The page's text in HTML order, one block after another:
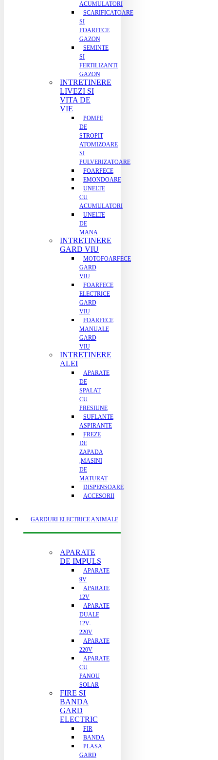
ACUMULATORI
SCARIFICATOARE
SI
FOARFECE
GAZON
SEMINTE
SI
FERTILIZANTI
GAZON
INTRETINERE
LIVEZI SI
VITA DE
VIE
POMPE
DE
STROPIT
ATOMIZOARE
SI
PULVERIZATOARE
FOARFECE
EMONDOARE
UNELTE
CU
ACUMULATORI
UNELTE
DE
MANA
INTRETINERE
GARD VIU
MOTOFOARFECE
GARD
VIU
FOARFECE
ELECTRICE
GARD
VIU
FOARFECE
MANUALE
GARD
VIU
INTRETINERE
ALEI
APARATE
DE
SPALAT
CU
PRESIUNE
SUFLANTE
ASPIRANTE
FREZE
DE
ZAPADA
,MASINI
DE
MATURAT
DISPENSOARE
ACCESORII
GARDURI ELECTRICE ANIMALE
APARATE
DE IMPULS
APARATE
9V
APARATE
12V
APARATE
DUALE
12V-
220V
APARATE
220V
APARATE
CU
PANOU
SOLAR
FIRE SI
BANDA
GARD
ELECTRIC
FIR
BANDA
PLASA
GARD